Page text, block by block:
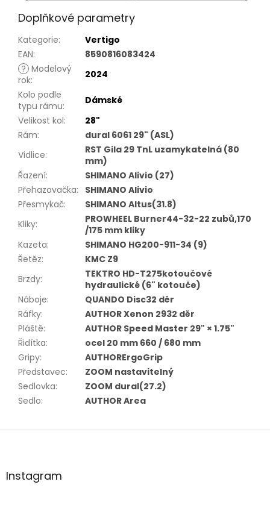
Doplňkové parametry
Kategorie:
Vertigo
EAN:
8590816083424
? Modelový
rok:
2024
Kolo podle
typu rámu:
Dámské
Velikost kol:
28"
Rám:
dural 6061 29" (ASL)
Vidlice:
RST Gila 29 TnL uzamykatelná (80
mm)
Řazení:
SHIMANO Alivio (27)
Přehazovačka:
SHIMANO Alivio
Přesmykač:
SHIMANO Altus(31.8)
Kliky:
PROWHEEL Burner44-32-22 zubů,170
/175 mm kliky
Kazeta:
SHIMANO HG200-911-34 (9)
Řetěz:
KMC Z9
Brzdy:
TEKTRO HD-T275kotoučové
hydraulické (6" kotouče)
Náboje:
QUANDO Disc32 děr
Ráfky:
AUTHOR Xenon 2932 děr
Pláště:
AUTHOR Speed Master 29" × 1.75"
Řidítka:
ocel 20 mm 660 / 680 mm
Gripy:
AUTHORErgoGrip
Představec:
ZOOM nastavitelný
Sedlovka:
ZOOM dural(27.2)
Sedlo: AUTHOR Area
Z
aInstagram